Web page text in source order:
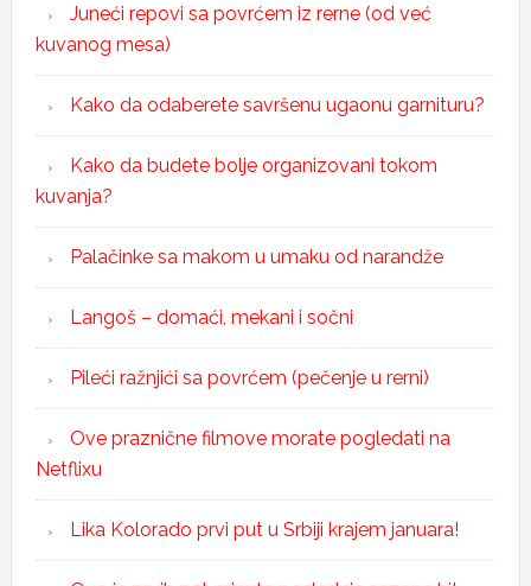
Juneći repovi sa povrćem iz rerne (od već
kuvanog mesa)
Kako da odaberete savršenu ugaonu garnituru?
Kako da budete bolje organizovani tokom
kuvanja?
Palačinke sa makom u umaku od narandže
Langoš – domaći, mekani i sočni
Pileći ražnjići sa povrćem (pečenje u rerni)
Ove praznične filmove morate pogledati na
Netflixu
Lika Kolorado prvi put u Srbiji krajem januara!